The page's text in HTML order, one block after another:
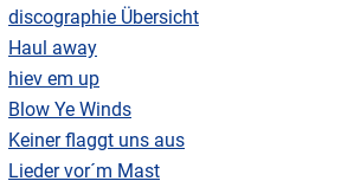
discographie Übersicht
Haul away
hiev em up
Blow Ye Winds
Keiner flaggt uns aus
Lieder vor´m Mast